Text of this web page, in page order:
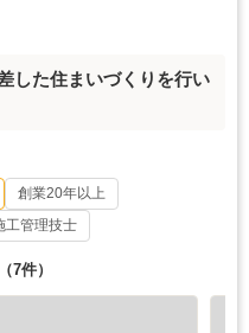
した住まいづくりを行い
創業20年以上
工管理技士
（7件）